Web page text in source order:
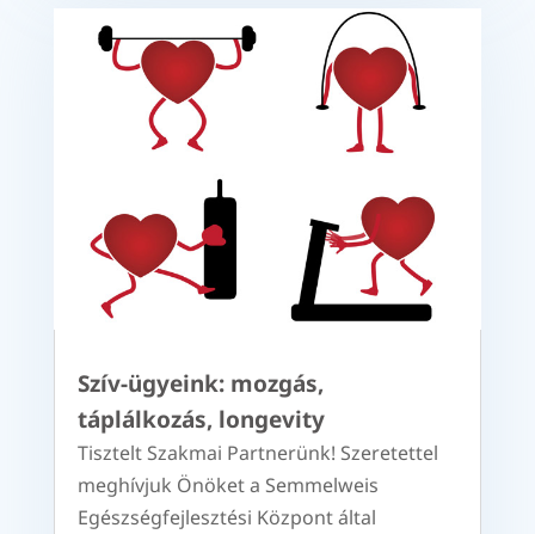
Szív-ügyeink: mozgás,
táplálkozás, longevity
Tisztelt Szakmai Partnerünk! Szeretettel
meghívjuk Önöket a Semmelweis
Egészségfejlesztési Központ által